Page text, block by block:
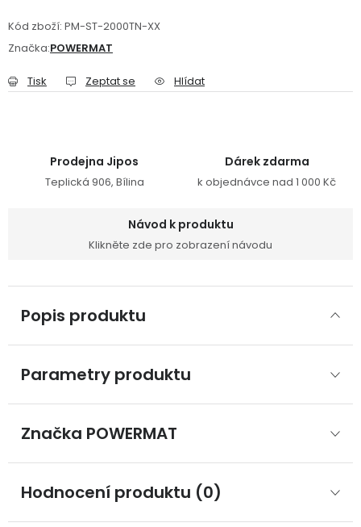
Reklamační formulář
Obchodní podmínky Reklamační řád
Kód zboží: PM-ST-2000TN-XX
Značka:POWERMAT
Tisk Zeptat se Hlídat
Prodejna Jipos
Teplická 906, Bílina
Dárek zdarma
k objednávce nad 1 000 Kč
Návod k produktu
Klikněte zde pro zobrazení návodu
Popis produktu
Parametry produktu
Značka POWERMAT
Hodnocení produktu (0)